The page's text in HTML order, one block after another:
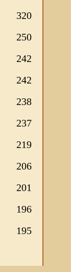
320
250
242
242
238
237
219
206
201
196
195